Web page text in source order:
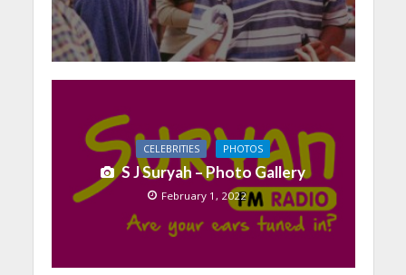
CELEBRITIES PHOTOS
S J Suryah – Photo Gallery
February 1, 2022